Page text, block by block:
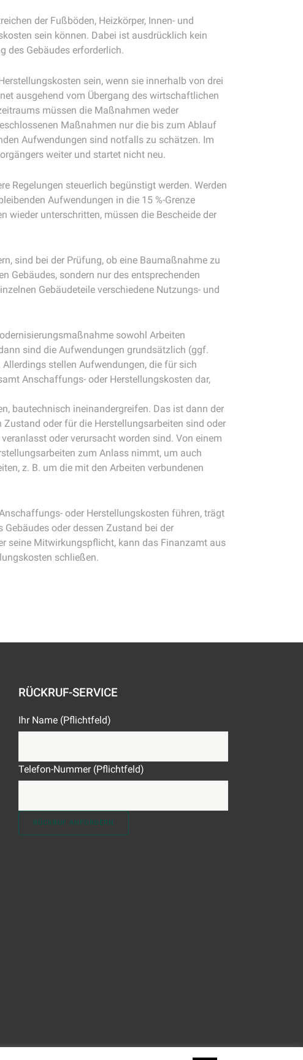
der Fußböden, Heizkörper, Innen- und
sein können. Dabei ist ausdrücklich kein
des Gebäudes erforderlich.
sein, wenn sie innerhalb von drei
ausgehend vom Übergang des wirtschaftlichen
müssen die Maßnahmen weder
Maßnahmen nur die bis zum Ablauf
Aufwendungen sind notfalls zu schätzen. Im
weiter und startet nicht neu.
Regelungen steuerlich begünstigt werden. Werden
Aufwendungen in die 15 %-Grenze
wieder unterschritten, müssen die Bescheide der
sind bei der Prüfung, ob eine Baumaßnahme zu
Gebäudes, sondern nur des entsprechenden
Gebäudeteile verschiedene Nutzungs- und
sowohl Arbeiten
sind die Aufwendungen grundsätzlich (ggf.
stellen Aufwendungen, die für sich
Anschaffungs- oder Herstellungskosten dar,
bautechnisch ineinandergreifen. Das ist dann der
oder für die Herstellungsarbeiten sind oder
oder verursacht worden sind. Von einem
zum Anlass nimmt, um auch
z. B. um die mit den Arbeiten verbundenen
oder Herstellungskosten führen, trägt
oder dessen Zustand bei der
seine Mitwirkungspflicht, kann das Finanzamt aus
schließen.
RÜCKRUF-SERVICE
Ihr Name (Pflichtfeld)
Telefon-Nummer (Pflichtfeld)